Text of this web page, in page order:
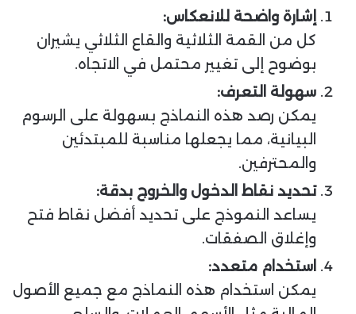
إشارة واضحة للانعكاس:
كل من القمة الثلاثية والقاع الثلاثي يشيران
بوضوح إلى تغيير محتمل في الاتجاه.
سهولة التعرف:
يمكن رصد هذه النماذج بسهولة على الرسوم
البيانية، مما يجعلها مناسبة للمبتدئين
والمحترفين.
تحديد نقاط الدخول والخروج بدقة:
يساعد النموذج على تحديد أفضل نقاط فتح
وإغلاق الصفقات.
استخدام متعدد:
يمكن استخدام هذه النماذج مع جميع الأصول